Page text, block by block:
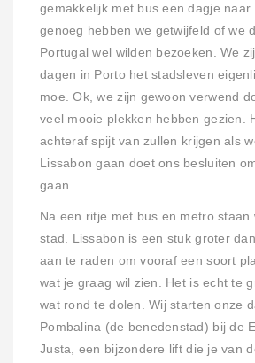
gemakkelijk met bus een dagje naar
genoeg hebben we getwijfeld of we
Portugal wel wilden bezoeken. We
dagen in Porto het stadsleven
moe. Ok, we zijn gewoon verwend
veel mooie plekken hebben gezien.
achteraf spijt van zullen krijgen als
Lissabon gaan doet ons besluiten
gaan.
Na een ritje met bus en metro staan
stad. Lissabon is een stuk groter
aan te raden om vooraf een soort
wat je graag wil zien. Het is echt te
wat rond te dolen. Wij starten onze
Pombalina (de benedenstad) bij de
Justa, een bijzondere lift die je van